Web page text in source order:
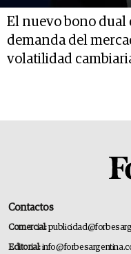
El nuevo bono dual
demanda del
volatilidad
Contactos
Comercial:
Editorial: